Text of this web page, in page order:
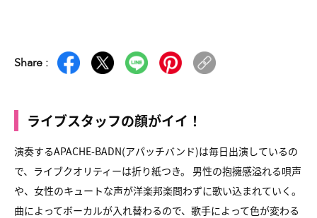
Share :
ライブスタッフの顔がイイ！
演奏するAPACHE-BADN(アパッチバンド)は毎日出演しているの
で、 ライブクオリティーは折り紙つき。 男性の抱擁感溢れる唄声
や、女性のキュートな声が洋楽邦楽問わずに歌い込まれていく。
曲によってボーカルが入れ替わるので、 歌手によって色が変わる